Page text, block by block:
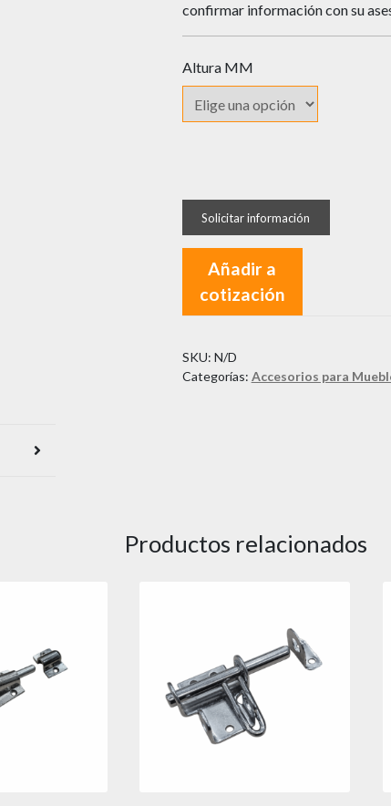
confirmar información con su
Altura MM
Qualita
para
Muebles
cantidad
Añadir a
cotización
SKU: N/D
Categorías: Accesorios para
Productos relacionados